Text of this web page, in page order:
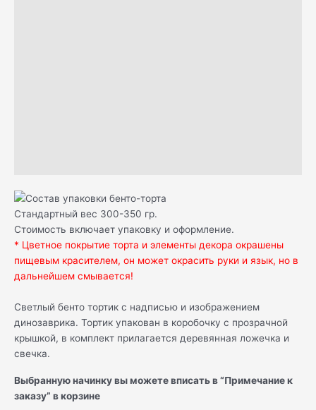
Стандартный вес 300-350 гр.
Стоимость включает упаковку и оформление.
* Цветное покрытие торта и элементы декора окрашены
пищевым красителем, он может окрасить руки и язык, но в
дальнейшем смывается!
Светлый бенто тортик с надписью и изображением
динозаврика. Тортик упакован в коробочку с прозрачной
крышкой, в комплект прилагается деревянная ложечка и
свечка.
Выбранную начинку вы можете вписать в “Примечание к
заказу” в корзине